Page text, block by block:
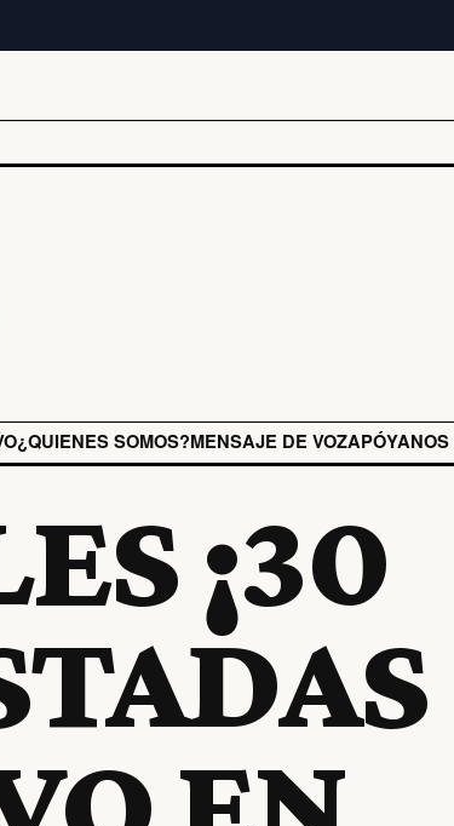
¿QUIENES SOMOS?MENSAJE DE VOZAPÓYANOS
¡30